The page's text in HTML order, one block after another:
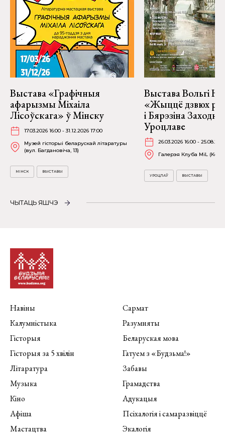
Выстава «Графічныя
афарызмы Міхаіла
Лісоўскага» ў Мінску
17.03.2026 16:00 - 31.12.2026 17:00
Музей гісторыі беларускай літаратуры
(вул. Багдановіча, 13)
МІНСК ВЫСТАВЫ
Выстава Вольгі
«Жыццё дзвюх
і Бярэзіна
Уроцлаве
26.03.2026 16:00 -
Галерэя Клуба MiL
УРОЦЛАЎ ВЫСТАВЫ
ЧЫТАЦЬ ЯШЧЭ
Навіны
Калумністыка
Гісторыя
Гісторыя за 5 хвілін
Літаратура
Музыка
Кіно
Афіша
Мастацтва
Сармат
Разумняты
Беларуская мова
Гатуем з «Будзьма!»
Забавы
Грамадства
Адукацыя
Псіхалогія і самаразвіццё
Экалогія